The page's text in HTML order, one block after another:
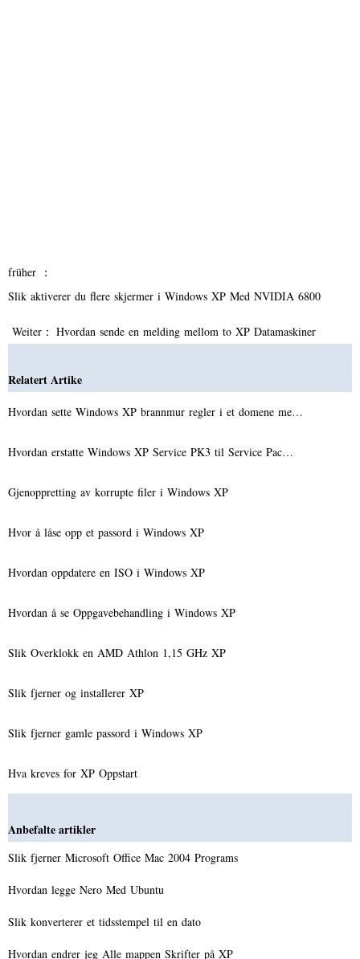
früher ：
Slik aktiverer du flere skjermer i Windows XP Med NVIDIA 6800
Weiter： Hvordan sende en melding mellom to XP Datamaskiner
Relatert Artike
Hvordan sette Windows XP brannmur regler i et domene me…
Hvordan erstatte Windows XP Service PK3 til Service Pac…
Gjenoppretting av korrupte filer i Windows XP
Hvor å låse opp et passord i Windows XP
Hvordan oppdatere en ISO i Windows XP
Hvordan å se Oppgavebehandling i Windows XP
Slik Overklokk en AMD Athlon 1,15 GHz XP
Slik fjerner og installerer XP
Slik fjerner gamle passord i Windows XP
Hva kreves for XP Oppstart
Anbefalte artikler
Slik fjerner Microsoft Office Mac 2004 Programs
Hvordan legge Nero Med Ubuntu
Slik konverterer et tidsstempel til en dato
Hvordan endrer jeg Alle mappen Skrifter på XP